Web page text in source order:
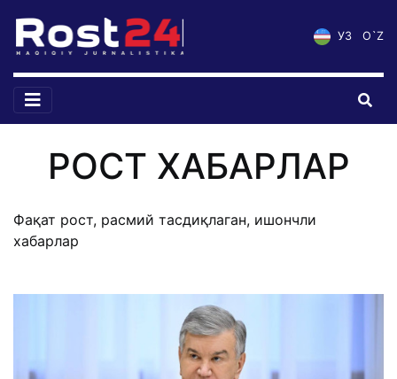
УЗ O`Z
РОСТ ХАБАРЛАР
Фақат рост, расмий тасдиқлаган, ишончли
хабарлар